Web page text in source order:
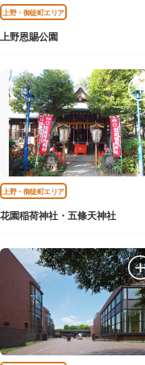
上野・御徒町エリア
上野恩賜公園
上野・御徒町エリア
花園稲荷神社・五條天神社